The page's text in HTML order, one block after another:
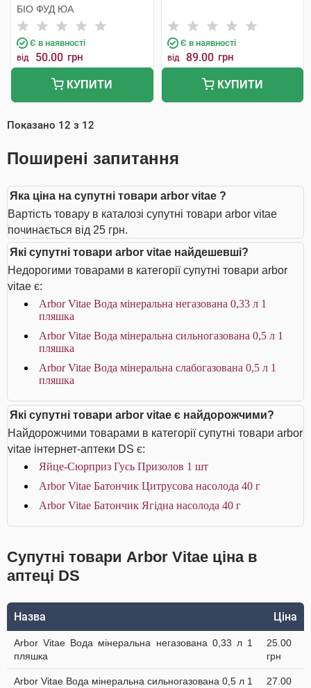
БІО ФУД ЮА
Є в наявності
від 50.00 грн
КУПИТИ
Є в наявності
від 89.00 грн
КУПИТИ
Показано 12 з 12
Поширені запитання
Яка ціна на супутні товари arbor vitae ?
Вартість товару в каталозі супутні товари arbor vitae
починається від 25 грн.
Які супутні товари arbor vitae найдешевші?
Недорогими товарами в категорії супутні товари arbor
vitae є:
Arbor Vitae Вода мінеральна негазована 0,33 л 1
пляшка
Arbor Vitae Вода мінеральна сильногазована 0,5 л 1
пляшка
Arbor Vitae Вода мінеральна слабогазована 0,5 л 1
пляшка
Які супутні товари arbor vitae є найдорожчими?
Найдорожчими товарами в категорії супутні товари arbor
vitae інтернет-аптеки DS є:
Яйце-Сюрприз Гусь Призолов 1 шт
Arbor Vitae Батончик Цитрусова насолода 40 г
Arbor Vitae Батончик Ягідна насолода 40 г
Супутні товари Arbor Vitae ціна в
аптеці DS
Назва Ціна
Arbor Vitae Вода мінеральна негазована 0,33 л 1
пляшка
25.00
грн
Arbor Vitae Вода мінеральна сильногазована 0,5 л 1
27.00